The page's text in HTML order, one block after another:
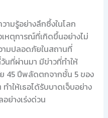
มรู้อย่างลึกซึ้งในโลก
หตุการณ์ที่เกิดขึ้นอย่างไม่
มปลอดภัยในสถานที่
นที่ผ่านมา มีข่าวที่ทำให้
45 ปีพลัดตกจากชั้น 5 ของ
ให้เธอได้รับบาดเจ็บอย่าง
ย่างเร่งด่วน